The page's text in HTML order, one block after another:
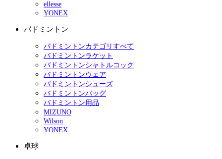
ellesse
YONEX
バドミントン
バドミントンカテゴリすべて
バドミントンラケット
バドミントンシャトルコック
バドミントンウェア
バドミントンシューズ
バドミントンバッグ
バドミントン用品
MIZUNO
Wilson
YONEX
卓球